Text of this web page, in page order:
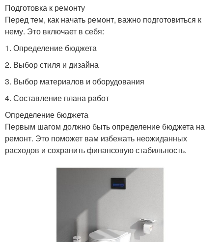
Подготовка к ремонту
Перед тем, как начать ремонт, важно подготовиться к
нему. Это включает в себя:
1. Определение бюджета
2. Выбор стиля и дизайна
3. Выбор материалов и оборудования
4. Составление плана работ
Определение бюджета
Первым шагом должно быть определение бюджета на
ремонт. Это поможет вам избежать неожиданных
расходов и сохранить финансовую стабильность.